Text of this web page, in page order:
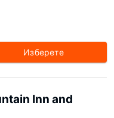
Изберете
Inn and